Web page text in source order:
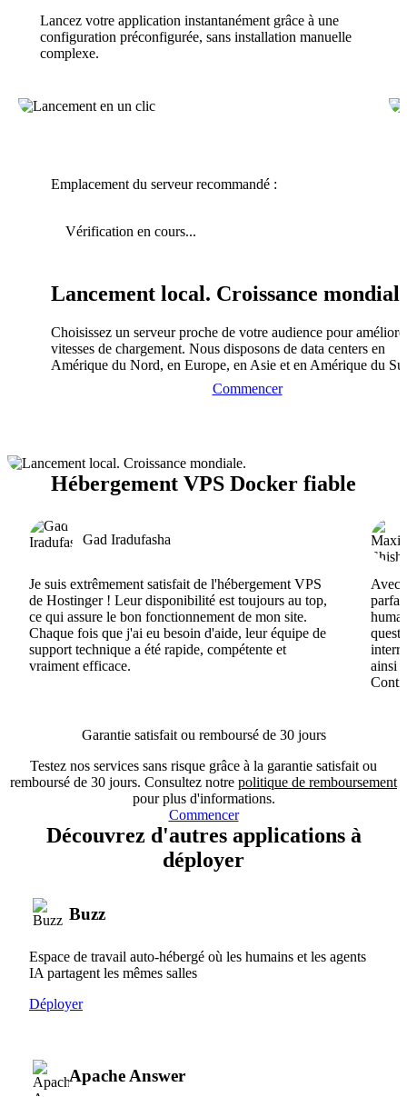
Lancez votre application instantanément grâce à une
configuration préconfigurée, sans installation manuelle
complexe.
Emplacement du serveur recommandé :
Vérification en cours...
Lancement local. Croissance
Choisissez un serveur proche de votre audience pour
vitesses de chargement. Nous disposons de data centers en
Amérique du Nord, en Europe, en Asie et en Amérique du
Commencer
Hébergement VPS Docker fiable
Gad Iradufasha
Je suis extrêmement satisfait de l'hébergement VPS
de Hostinger ! Leur disponibilité est toujours au top,
ce qui assure le bon fonctionnement de mon site.
Chaque fois que j'ai eu besoin d'aide, leur équipe de
support technique a été rapide, compétente et
vraiment efficace.
Avec
ainsi
Garantie satisfait ou remboursé de 30 jours
Testez nos services sans risque grâce à la garantie satisfait ou
remboursé de 30 jours. Consultez notre politique de remboursement
pour plus d'informations.
Commencer
Découvrez d'autres applications à
déployer
Buzz
Espace de travail auto-hébergé où les humains et les agents
IA partagent les mêmes salles
Déployer
Apache Answer